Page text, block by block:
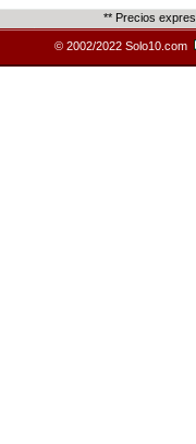
** Precios
© 2002/2022 Solo10.com